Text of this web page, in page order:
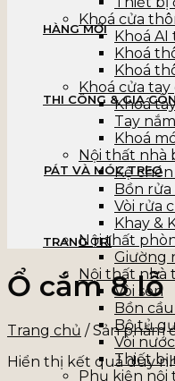
Khoá cửa
Khoá
Khoá
Khoá
Khoá cửa
Khoá
Tay
Khoá
Nội thất nhà
Kệ
Bồn rửa
Vòi rửa
Khay &
Nội thất
Giường
Nội thất nhà
Vòi sen
Bồn
Bộ tủ
Vòi nước
Thiết bị
Phụ kiện nội
HÀNG MỚI
THI CÔNG & GIA
PÁT VÀ MÓC TREO
TRANG TRÍ
Ổ cắm 8 lỗ
Trang chủ / Sản phẩm
Hiển thị kết quả duy